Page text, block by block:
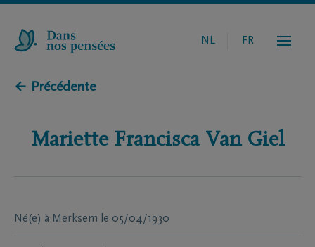
NL FR
← Précédente
Mariette Francisca Van Giel
Né(e) à Merksem le 05/04/1930